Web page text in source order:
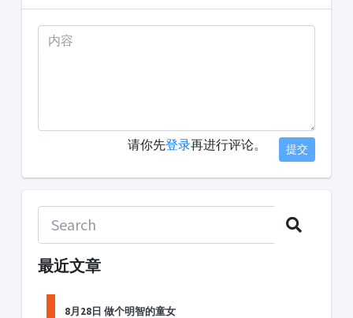
请你先登录再进行评论。 提交
最近文章
8月28日 做个明智的童女